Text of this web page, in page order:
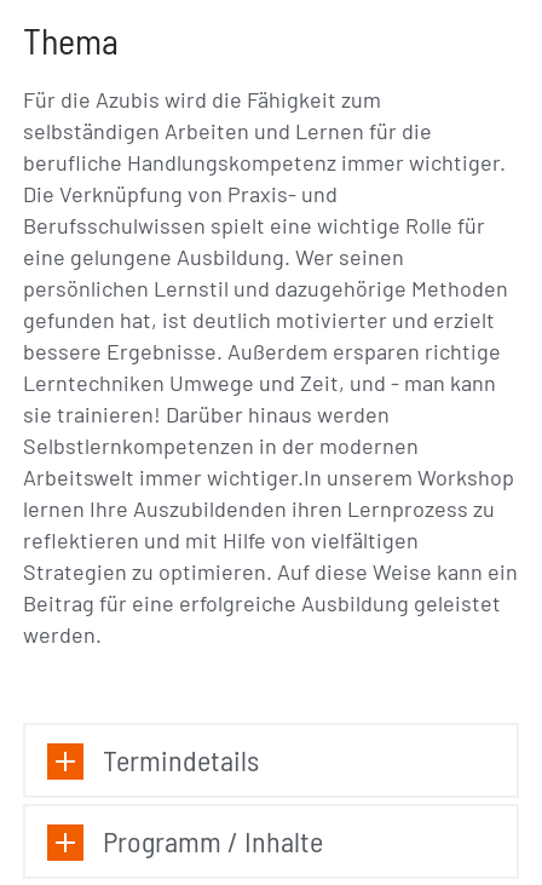
Thema
Für die Azubis wird die Fähigkeit zum
selbständigen Arbeiten und Lernen für die
berufliche Handlungskompetenz immer wichtiger.
Die Verknüpfung von Praxis- und
Berufsschulwissen spielt eine wichtige Rolle für
eine gelungene Ausbildung. Wer seinen
persönlichen Lernstil und dazugehörige Methoden
gefunden hat, ist deutlich motivierter und erzielt
bessere Ergebnisse. Außerdem ersparen richtige
Lerntechniken Umwege und Zeit, und - man kann
sie trainieren! Darüber hinaus werden
Selbstlernkompetenzen in der modernen
Arbeitswelt immer wichtiger.In unserem Workshop
lernen Ihre Auszubildenden ihren Lernprozess zu
reflektieren und mit Hilfe von vielfältigen
Strategien zu optimieren. Auf diese Weise kann ein
Beitrag für eine erfolgreiche Ausbildung geleistet
werden.
Termindetails
Programm / Inhalte